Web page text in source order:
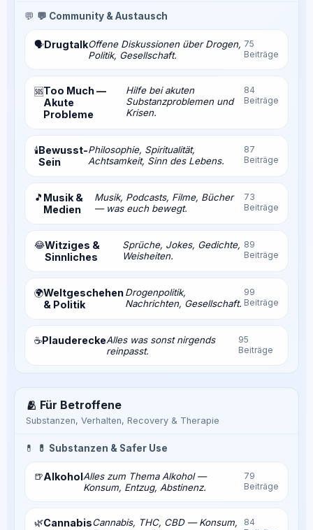
💬 💬 Community & Austausch
🗣️DrugtalkOffene Diskussionen über Drogen,
Politik, Gesellschaft.
75
Beiträge
🆘Too Much —
Akute
Probleme
Hilfe bei akuten
Substanzproblemen und
Krisen.
84
Beiträge
🕯️Bewusst-
Sein
Philosophie, Spiritualität,
Achtsamkeit, Sinn des Lebens.
87
Beiträge
🎵 Musik &
Medien
Musik, Podcasts, Filme, Bücher
— was euch bewegt.
73
Beiträge
😂Witziges &
Sinnliches
Sprüche, Jokes, Gedichte,
Weisheiten.
89
Beiträge
🌍Weltgeschehen
& Politik
Drogenpolitik,
Nachrichten, Gesellschaft.
99
Beiträge
☕PlaudereckeAlles was sonst nirgends
reinpasst.
95
Beiträge
🫂 Für Betroffene
Substanzen, Verhalten, Recovery & Therapie
💊 💊 Substanzen & Safer Use
🍺AlkoholAlles zum Thema Alkohol —
Konsum, Entzug, Abstinenz.
79
Beiträge
🌿CannabisCannabis, THC, CBD — Konsum,
84